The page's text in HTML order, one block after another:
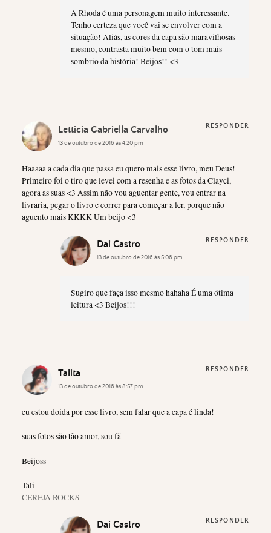
A Rhoda é uma personagem muito interessante.
Tenho certeza que você vai se envolver com a
situação! Aliás, as cores da capa são maravilhosas
mesmo, contrasta muito bem com o tom mais
sombrio da história! Beijos!! <3
Letticia Gabriella Carvalho
13 de outubro de 2016 às 4:20 pm
Haaaaa a cada dia que passa eu quero mais esse livro, meu Deus!
Primeiro foi o tiro que levei com a resenha e as fotos da Clayci,
agora as suas <3 Assim não vou aguentar gente, vou entrar na
livraria, pegar o livro e correr para começar a ler, porque não
aguento mais KKKK Um beijo <3
RESPONDER
Dai Castro
13 de outubro de 2016 às 5:06 pm
Sugiro que faça isso mesmo hahaha É uma ótima
leitura <3 Beijos!!!
RESPONDER
Talita
13 de outubro de 2016 às 8:57 pm
eu estou doida por esse livro, sem falar que a capa é linda!
suas fotos são tão amor, sou fã
Beijoss
Tali
CEREJA ROCKS
RESPONDER
Dai Castro RESPONDER